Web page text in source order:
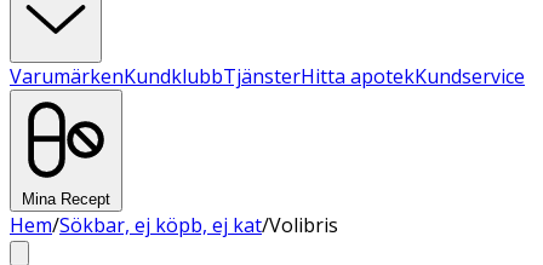
VarumärkenKundklubbTjänsterHitta apotekKundservice
Mina Recept
Hem/Sökbar, ej köpb, ej kat/Volibris